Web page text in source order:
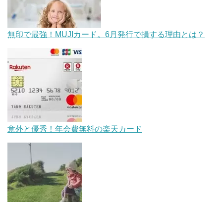
無印で最強！MUJIカード。6月発行で損する理由とは？
意外と優秀！年会費無料の楽天カード